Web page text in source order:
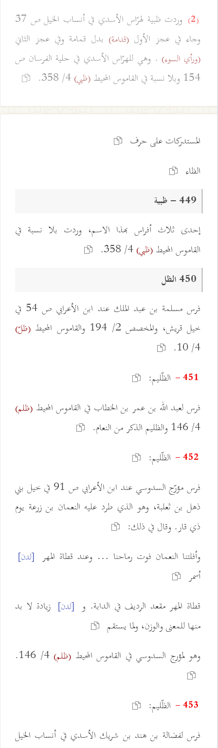
(2)
وردت ظبية لهرّاس الأسدي في أنساب الخيل ص 37
وجاء في عجز الأول (قدامة) بدل قمامة وفي عجز الثاني
(ورأي السوء) . وهي للهرّاس الأسدي في حلية الفرسان ص
154 وبلا نسبة في القاموس المحيط
(ظبي)
المستدركات على حرف
الظاء
449 - ظبية
إحدى ثلاث أفراس بهذا الاسم، وردت بلا نسبة في
القاموس المحيط(ظبي)
450 الظل
فرس مسلمة بن عبد الملك عند ابن الأعرابي ص 54 في
خيل قريش، والمخصص 2/ 194 والقاموس المحيط
(ظلّ)
4/ 10.
451 -
الظّليم:
فرس لعبد الله بن عمر بن الخطاب في القاموس المحيط(ظلم)
4/ 146 والظليم الذكر من النعام.
452 -
الظّليم:
فرس مؤرّج السدوسي عند ابن الأعرابي ص 91 في خيل بني
ذهل بن ثعلبة، وهو الذي طرد عليه النعمان بن زرعة يوم
ذي قار. وقال في ذلك:
وأفلتنا النعمان فوت رماحنا … وعند قطاة المهر [لدن]
أسمر
قطاة المهر مقعد الرديف في الدابة. و [لدن] زيادة لا بد
منها للمعنى والوزن، ولما يستقم
وهو لمؤرج السدوسي في القاموس المحيط (ظلم) 4/ 146.
453 -
الظّليم:
فرس لفضالة بن هند بن شريك الأسدي في أنساب الخيل